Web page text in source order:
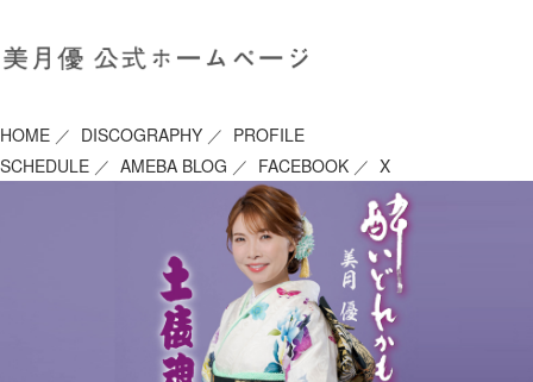
HOME ／ DISCOGRAPHY ／ PROFILE
SCHEDULE ／ AMEBA BLOG ／ FACEBOOK ／ X